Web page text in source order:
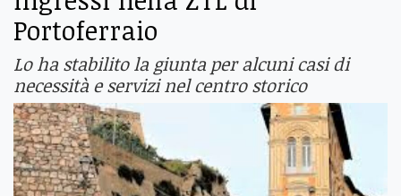
Portoferraio
Lo ha stabilito la giunta per alcuni casi di
necessità e servizi nel centro storico